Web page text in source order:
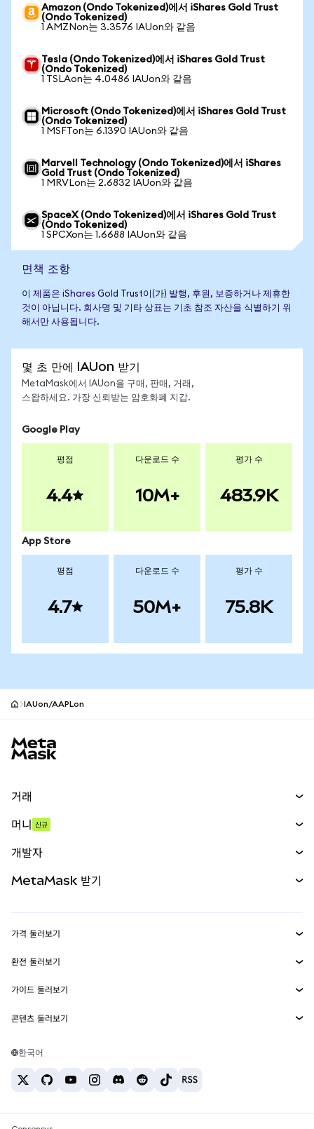
Amazon (Ondo Tokenized)에서 iShares Gold Trust
(Ondo Tokenized)
1 AMZNon는 3.3576 IAUon와 같음
Tesla (Ondo Tokenized)에서 iShares Gold Trust
(Ondo Tokenized)
1 TSLAon는 4.0486 IAUon와 같음
Microsoft (Ondo Tokenized)에서 iShares Gold Trust
(Ondo Tokenized)
1 MSFTon는 6.1390 IAUon와 같음
Marvell Technology (Ondo Tokenized)에서 iShares
Gold Trust (Ondo Tokenized)
1 MRVLon는 2.6832 IAUon와 같음
SpaceX (Ondo Tokenized)에서 iShares Gold Trust
(Ondo Tokenized)
1 SPCXon는 1.6688 IAUon와 같음
면책 조항
이 제품은 iShares Gold Trust이(가) 발행, 후원, 보증하거나 제휴한
것이 아닙니다. 회사명 및 기타 상표는 기초 참조 자산을 식별하기 위
해서만 사용됩니다.
몇 초 만에 IAUon 받기
MetaMask에서 IAUon을 구매, 판매, 거래,
스왑하세요. 가장 신뢰받는 암호화폐 지갑.
Google Play
평점
4.4
다운로드 수
10M+
평가 수
483.9K
App Store
평점
4.7
다운로드 수
50M+
평가 수
75.8K
IAUon/AAPLon
거래
무기한 선물
실물자산
머니 신규
개발자
MetaMask Connect
Snaps
웹3 서비스
MetaMask 받기
보안
고객 지원
채용
가격 둘러보기
이더리움 가격
솔라나 가격
테더 가격
환전 둘러보기
ETH를 USD로 환전
USDT를 INR로 환전
BTC를 INR로 환전
ETH를 USDT로 환전
가이드 둘러보기
ETH 매수
USDT 매수
콘텐츠 둘러보기
솔라나 지갑
한국어